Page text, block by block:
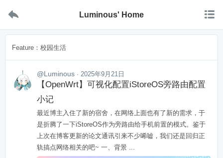
 Luminous' Home 
Feature：校园生活
@Luminous · 2025年9月21日
【OpenWrt】可视化配置iStoreOS旁路由配置
小记
最近博主入住了新的宿舍，在网络上面也有了新的需求，于
是折腾了一下iStoreOS作为旁路由给手机前置的模式。鉴于
上次在博客更新的论文通讯引来不少唏嘘，我们还是回归正
轨搞点网络相关的吧~ 一、背景 ...